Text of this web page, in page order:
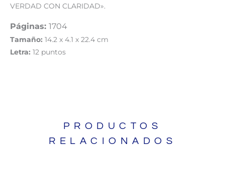
VERDAD CON CLARIDAD».
Páginas: 1704
Tamaño: 14.2 x 4.1 x 22.4 cm
Letra: 12 puntos
PRODUCTOS
RELACIONADOS